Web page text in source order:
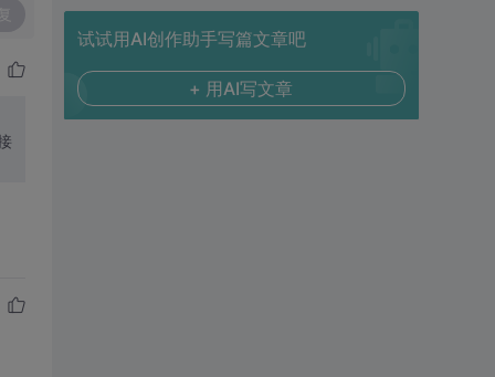
试试用AI创作助手写篇文章吧
+ 用AI写文章